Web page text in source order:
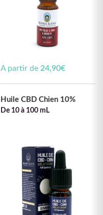
A partir de 24,90€
Huile CBD Chien 10%
De 10 à 100 mL